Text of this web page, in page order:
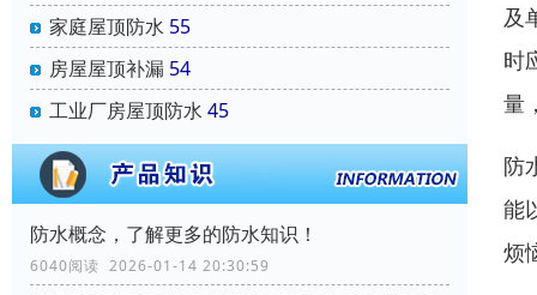
家庭屋顶防水 55
房屋屋顶补漏 54
工业厂房屋顶防水 45
防水概念，了解更多的防水知识！
6040阅读 2026-01-14 20:30:59
及
时
量
防
能
烦